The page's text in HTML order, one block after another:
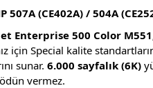
507A (CE402A) / 504A
Enterprise 500 Color
için Special kalite
sunar. 6.000 sayfalık (6K)
vermez.